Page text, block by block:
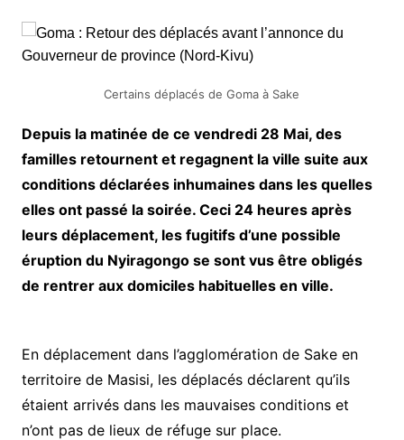
Certains déplacés de Goma à Sake
Depuis la matinée de ce vendredi 28 Mai, des
familles retournent et regagnent la ville suite aux
conditions déclarées inhumaines dans les quelles
elles ont passé la soirée. Ceci 24 heures après
leurs déplacement, les fugitifs d’une possible
éruption du Nyiragongo se sont vus être obligés
de rentrer aux domiciles habituelles en ville.
En déplacement dans l’agglomération de Sake en
territoire de Masisi, les déplacés déclarent qu’ils
étaient arrivés dans les mauvaises conditions et
n’ont pas de lieux de réfuge sur place.